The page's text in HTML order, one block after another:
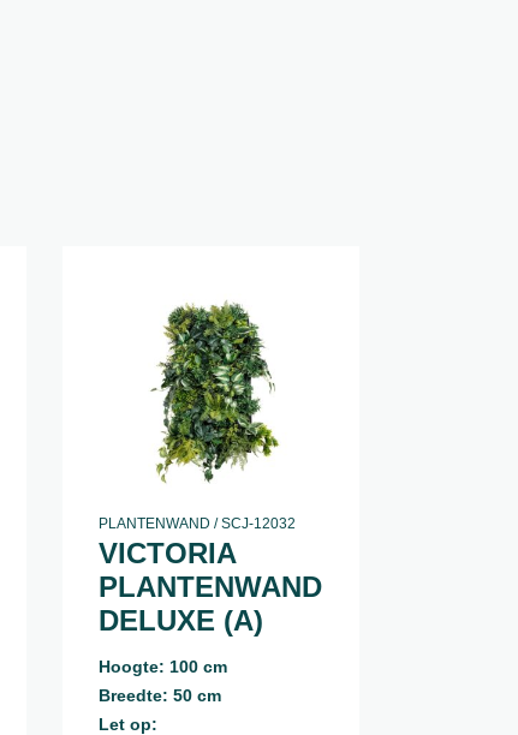
PLANTENWAND / SCJ-12032
VICTORIA
PLANTENWAND
DELUXE (A)
Hoogte: 100 cm
Breedte: 50 cm
Let op: